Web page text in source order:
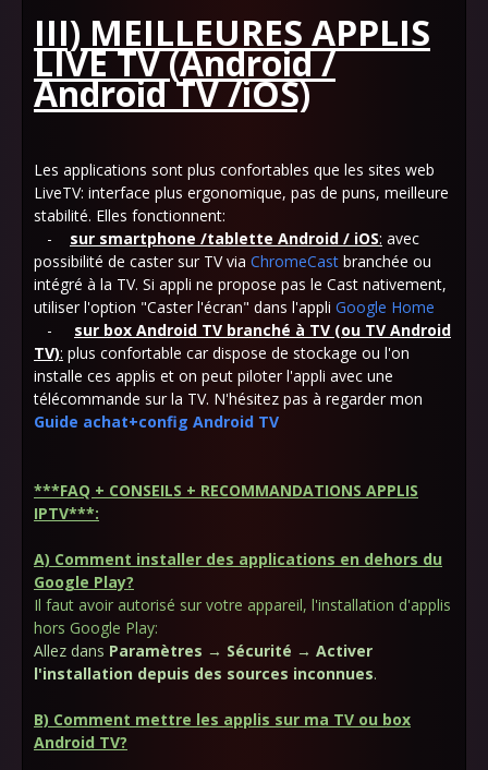
III) MEILLEURES APPLIS
LIVE TV (Android /
Android TV /iOS)
Les applications sont plus confortables que les sites web
LiveTV: interface plus ergonomique, pas de puns, meilleure
stabilité. Elles fonctionnent:
- sur smartphone /tablette Android / iOS: avec
possibilité de caster sur TV via ChromeCast branchée ou
intégré à la TV. Si appli ne propose pas le Cast nativement,
utiliser l'option "Caster l'écran" dans l'appli Google Home
- sur box Android TV branché à TV (ou TV Android
TV): plus confortable car dispose de stockage ou l'on
installe ces applis et on peut piloter l'appli avec une
télécommande sur la TV. N'hésitez pas à regarder mon
Guide achat+config Android TV
***FAQ + CONSEILS + RECOMMANDATIONS APPLIS
IPTV***:
A) Comment installer des applications en dehors du
Google Play?
Il faut avoir autorisé sur votre appareil, l'installation d'applis
hors Google Play:
Allez dans Paramètres → Sécurité → Activer
l'installation depuis des sources inconnues.
B) Comment mettre les applis sur ma TV ou box
Android TV?